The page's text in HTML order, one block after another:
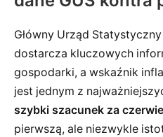
Główny Urząd
dostarcza kluczowych
gospodarki, a wskaźnik
jest jednym z
szybki szacunek za
pierwszą, ale niezwykle